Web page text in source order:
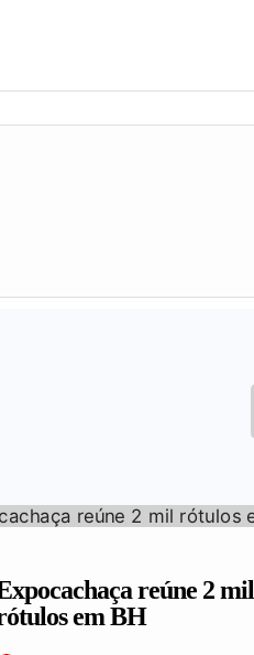
reúne 2 mil
em BH